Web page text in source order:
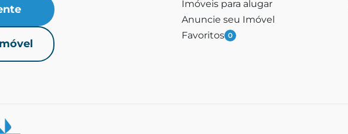
Imóveis para alugar
Anuncie seu Imóvel
Favoritos 0